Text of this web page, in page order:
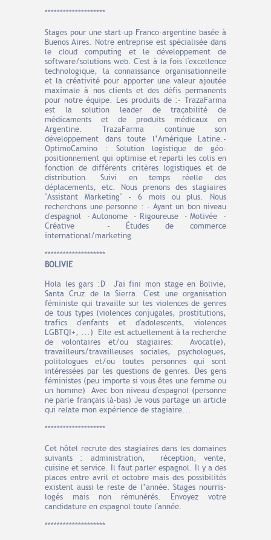
********************
Stages pour une start-up Franco-argentine basée à
Buenos Aires. Notre entreprise est spécialisée dans
le cloud computing et le développement de
software/solutions web. C'est à la fois l'excellence
technologique, la connaissance organisationnelle
et la créativité pour apporter une valeur ajoutée
maximale à nos clients et des défis permanents
pour notre équipe. Les produits de :- TrazaFarma
est la solution leader de traçabilité de
médicaments et de produits médicaux en
Argentine. TrazaFarma continue son
développement dans toute l’Amérique Latine.-
OptimoCamino : Solution logistique de géo-
positionnement qui optimise et reparti les colis en
fonction de différents critères logistiques et de
distribution. Suivi en temps réelle des
déplacements, etc. Nous prenons des stagiaires
"Assistant Marketing" - 6 mois ou plus. Nous
recherchons une personne : - Ayant un bon niveau
d'espagnol - Autonome - Rigoureuse - Motivée -
Créative - Études de commerce
international/marketing.
********************
BOLIVIE
Hola les gars :D J'ai fini mon stage en Bolivie,
Santa Cruz de la Sierra. C'est une organisation
féministe qui travaille sur les violences de genres
de tous types (violences conjugales, prostitutions,
trafics d'enfants et d'adolescents, violences
LGBTQI+, ...) Elle est actuellement à la recherche
de volontaires et/ou stagiaires: Avocat(e),
travailleurs/travailleuses sociales, psychologues,
politologues et/ou toutes personnes qui sont
intéressées par les questions de genres. Des gens
féministes (peu importe si vous êtes une femme ou
un homme) Avec bon niveau d'espagnol (personne
ne parle français là-bas) Je vous partage un article
qui relate mon expérience de stagiaire...
********************
Cet hôtel recrute des stagiaires dans les domaines
suivants : administration, réception, vente,
cuisine et service. Il faut parler espagnol. Il y a des
places entre avril et octobre mais des possibilités
existent aussi le reste de l’année. Stages nourris-
logés mais non rémunérés. Envoyez votre
candidature en espagnol toute l'année.
********************